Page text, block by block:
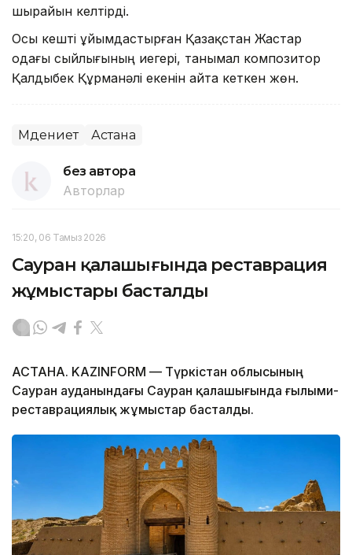
шырайын келтірді.
Осы кешті ұйымдастырған Қазақстан Жастар
одағы сыйлығының иегерi, танымал композитор
Қалдыбек Құрманәлi екенін айта кеткен жөн.
Мәдениет Астана
без автора
Авторлар
15:20, 06 Тамыз 2026
Сауран қалашығында реставрация
жұмыстары басталды
АСТАНА. KAZINFORM — Түркістан облысының
Сауран ауданындағы Сауран қалашығында ғылыми-
реставрациялық жұмыстар басталды.